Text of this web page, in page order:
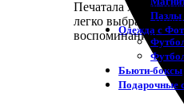
Пазлы
Одежда с
Бьюти-боксы
Подарочные
Печатала холст,
легко выбрать
воспоминания!